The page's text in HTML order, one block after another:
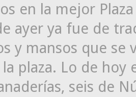
en la mejor
ayer ya fue de
y mansos que
la plaza. Lo de
seis de